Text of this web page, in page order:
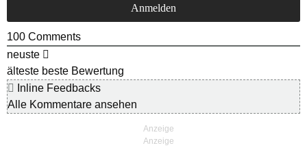
100 Comments
neuste
älteste beste Bewertung
Inline Feedbacks
Alle Kommentare ansehen